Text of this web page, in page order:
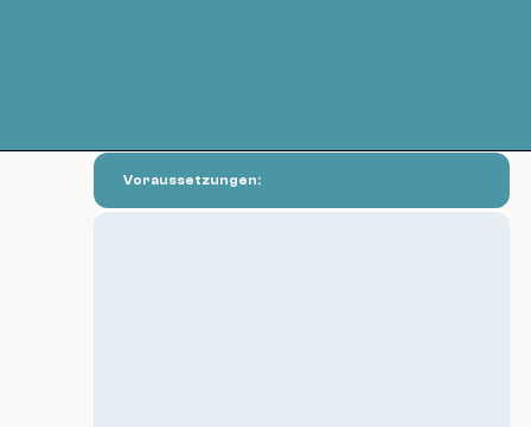
Voraussetzungen: